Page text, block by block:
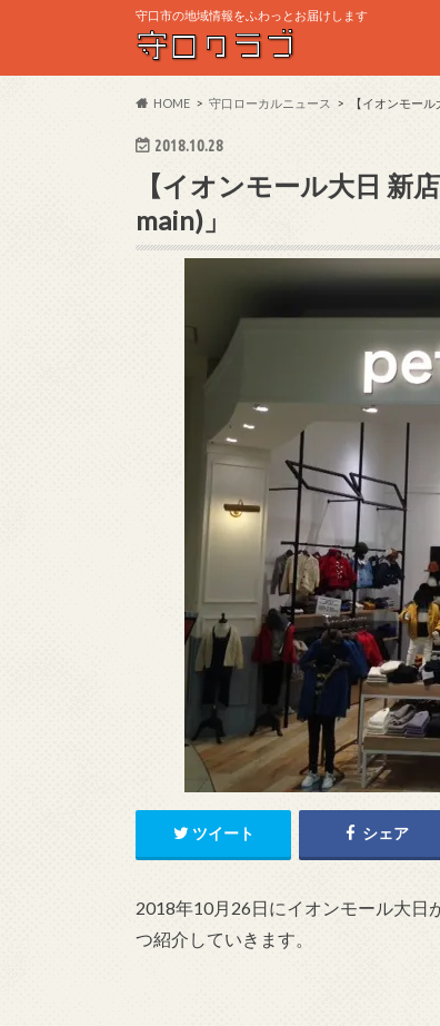
守口市の地域情報をふわっとお届けします
HOME 守口ローカルニュース 【イオンモー
2018.10.28
【イオンモール大日
main)」
ツイート シェア
2018年10月26日にイオンモール大日
つ紹介していきます。